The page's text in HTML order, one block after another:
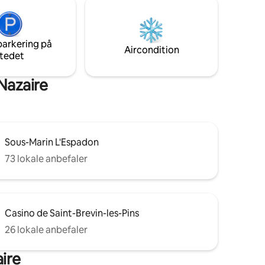
på
Aircondition
Sous-Marin L'Espadon
73 lokale anbefaler
Casino de Saint-Brevin-les-Pins
26 lokale anbefaler